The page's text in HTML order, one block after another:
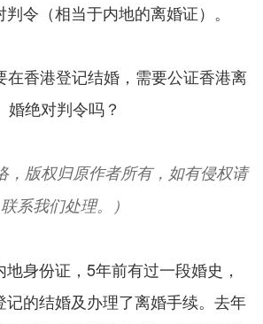
令（相当于内地的离婚证）。
，版权归原作者所有，如有侵权请
联系我们处理。）
身份证，5年前有过一段婚史，
记的结婚及办理了离婚手续。去年